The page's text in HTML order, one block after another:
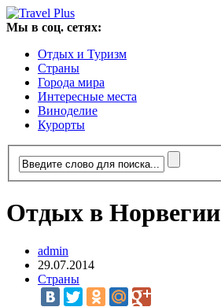
Мы в соц. сетях:
Отдых и Туризм
Страны
Города мира
Интересные места
Виноделие
Курорты
Отдых в Норвегии
admin
29.07.2014
Страны